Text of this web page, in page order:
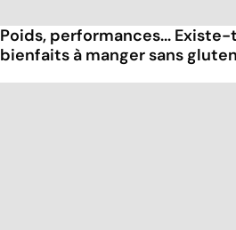
Poids, performances...
bienfaits à manger sans